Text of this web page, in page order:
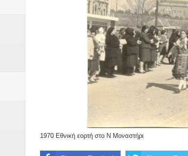
Αδελφές Αλεξανδρή:
Πρωτάθλημα με την
Ξεκινούν οι
τη διαμόρφωση -
ανθεκτικότητας
Συνεδριάζει η
1970 Εθνική εορτή στο Ν Μοναστήρι